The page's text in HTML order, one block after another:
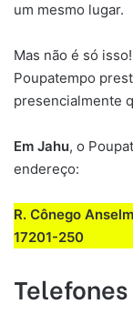
um mesmo lugar.
Mas não é só
Poupatempo
presencialmente
Em Jahu, o
endereço:
R. Cônego
17201-250